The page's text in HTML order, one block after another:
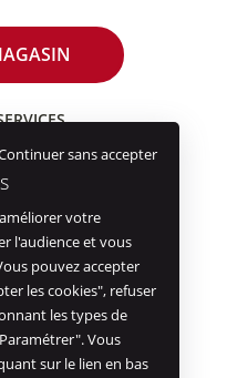
réparation
de vélos
Entreprises & collectivités
de courtoisie
randonneur
Offre entreprise
sans accepter
votre
l'audience et vous
pouvez accepter
les cookies", refuser
les types de
Vous
sur le lien en bas